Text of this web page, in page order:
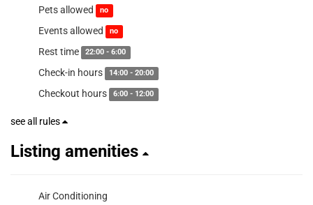
Pets allowed no
Events allowed no
Rest time 22:00 - 6:00
Check-in hours 14:00 - 20:00
Checkout hours 6:00 - 12:00
see all rules
Listing amenities
Air Conditioning